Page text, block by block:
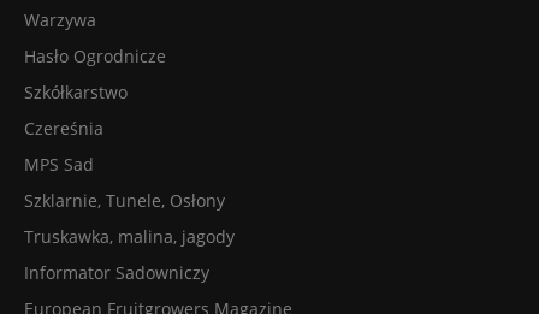
Warzywa
Hasło Ogrodnicze
Szkółkarstwo
Czereśnia
MPS Sad
Szklarnie, Tunele, Osłony
Truskawka, malina, jagody
Informator Sadowniczy
European Fruitgrowers Magazine